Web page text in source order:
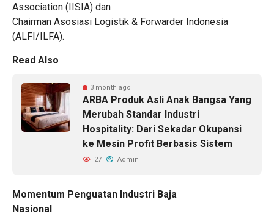
Association (IISIA) dan
Chairman Asosiasi Logistik & Forwarder Indonesia
(ALFI/ILFA).
Read Also
3 month ago
ARBA Produk Asli Anak Bangsa Yang
Merubah Standar Industri
Hospitality: Dari Sekadar Okupansi
ke Mesin Profit Berbasis Sistem
27 Admin
Momentum Penguatan Industri Baja
Nasional